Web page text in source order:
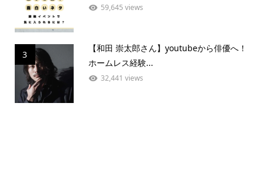
59,645 views
3
【和田 崇太郎さん】youtubeから俳優へ！
ホームレス経験...
32,441 views